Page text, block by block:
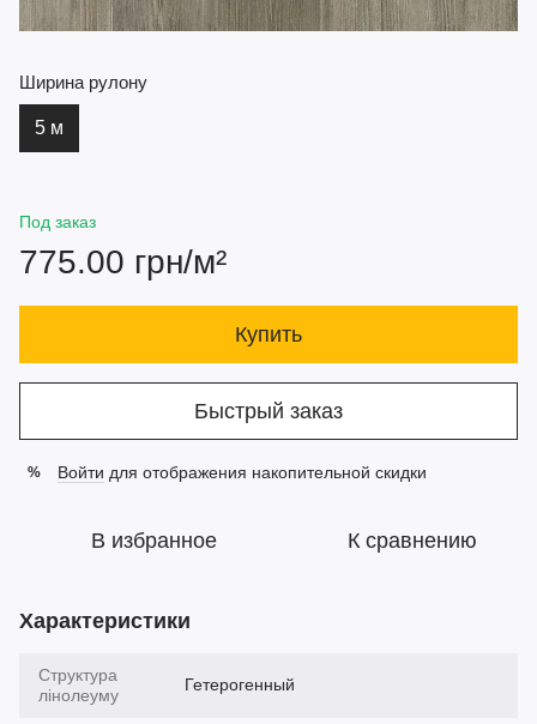
Ширина рулону
5 м
Под заказ
775.00 грн/м²
Купить
Быстрый заказ
% Войти для отображения накопительной скидки
В избранное К сравнению
Характеристики
Структура
лінолеуму
Гетерогенный